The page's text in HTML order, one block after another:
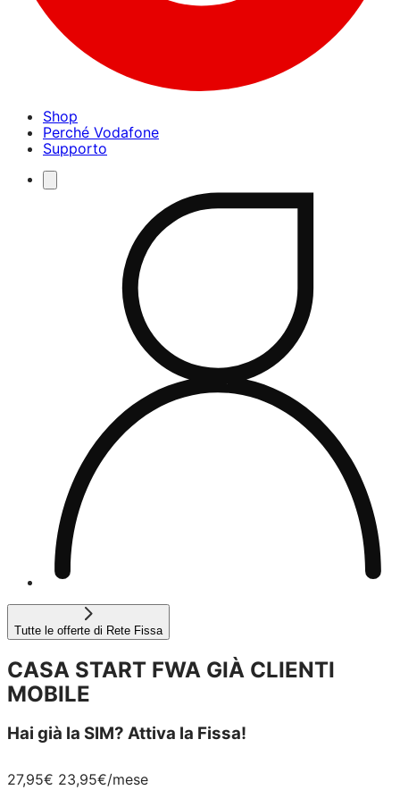
Shop
Perché Vodafone
Supporto
Tutte le offerte di Rete Fissa
CASA START FWA GIÀ CLIENTI
MOBILE
Hai già la SIM? Attiva la Fissa!
27,95€ 23,95€/mese